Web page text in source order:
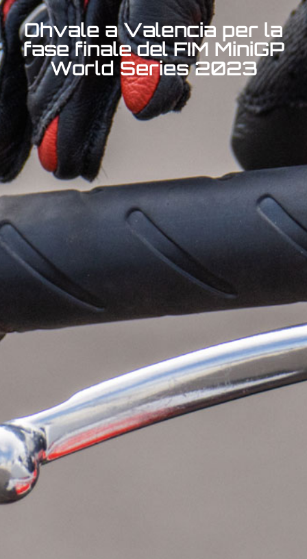
Ohvale a Valencia per la
fase finale del FIM MiniGP
World Series 2023